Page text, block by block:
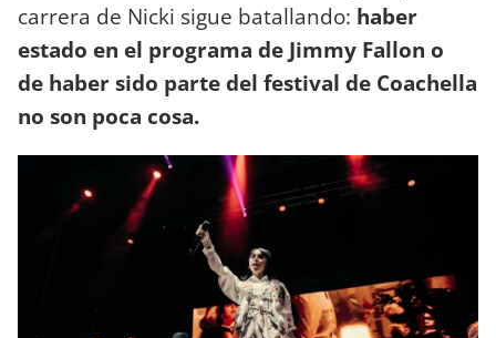
carrera de Nicki sigue batallando: haber
estado en el programa de Jimmy Fallon o
de haber sido parte del festival de Coachella
no son poca cosa.